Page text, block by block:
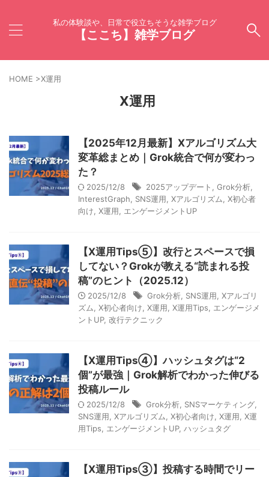
私の体験談や、日常で役立ちそうな雑学ブログ
【ここち】雑学ブログ
HOME >X運用
X運用
【2025年12月最新】Xアルゴリズム大
変革総まとめ｜Grok統合で何が変わっ
た？
2025/12/8 2025アップデート Grok分析
InterestGraph
SNS運用 Xアルゴリズム
X初心者
向け X運用 エンゲージメントUP
【X運用Tips⑤】改行とスペースで損
してない？Grokが教える“読まれる投
稿”のヒント（2025.12）
2025/12/8 Grok分析 SNS運用 Xアルゴリ
ズム
X初心者向け X運用 X運用Tips
エンゲージメ
ントUP, 改行テクニック
【X運用Tips④】ハッシュタグは“2
個”が最強｜Grok解析でわかった伸びる
投稿ルール
2025/12/8 Grok分析 SNSマーケティング
SNS運用 Xアルゴリズム X初心者向け X運用 X運
用Tips
エンゲージメントUP, ハッシュタグ
【X運用Tips③】投稿する時間でリー